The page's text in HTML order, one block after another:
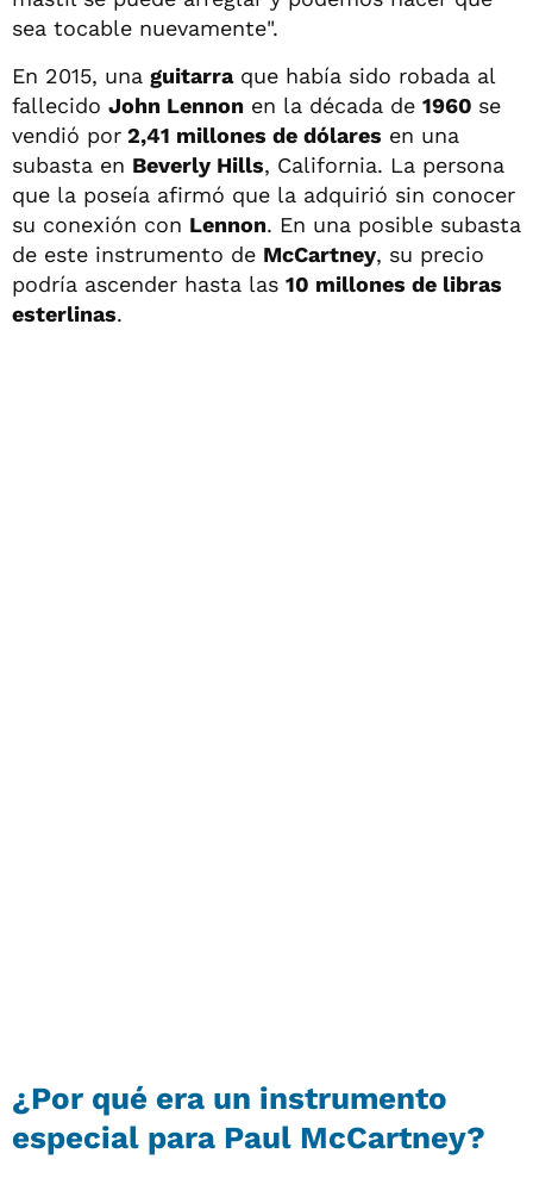
sea tocable nuevamente".
En 2015, una guitarraque había sido robada al
fallecido John Lennon en la década de 1960 se
vendió por 2,41 millones de dólares en una
subasta en Beverly Hills, California. La persona
que la poseía afirmó que la adquirió sin conocer
su conexión con Lennon. En una posible subasta
de este instrumento de McCartney, su precio
podría ascender hasta las 10 millones de libras
esterlinas.
¿Por qué era un instrumento
especial para Paul McCartney?